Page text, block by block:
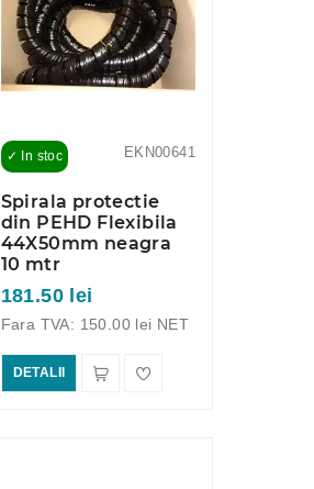
EKN00641
✓ In stoc
Spirala protectie
din PEHD Flexibila
44X50mm neagra
10 mtr
181.50 lei
Fara TVA: 150.00 lei NET
DETALII